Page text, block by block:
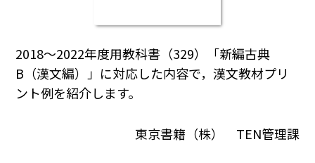
2018～2022年度用教科書（329）「新編古典
B（漢文編）」に対応した内容で，漢文教材プリ
ント例を紹介します。
東京書籍（株） TEN管理課